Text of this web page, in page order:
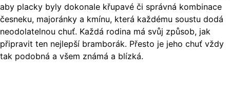
aby placky byly dokonale křupavé či správná kombinace
česneku, majoránky a kmínu, která každému soustu dodá
neodolatelnou chuť. Každá rodina má svůj způsob, jak
připravit ten nejlepší bramborák. Přesto je jeho chuť vždy
tak podobná a všem známá a blízká.